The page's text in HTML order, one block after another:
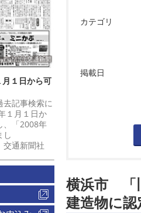
１日から可
記事検索に
１月１日か
、「2008年
し
聞社
カテゴリ
掲載日
横浜市 「
建造物に認